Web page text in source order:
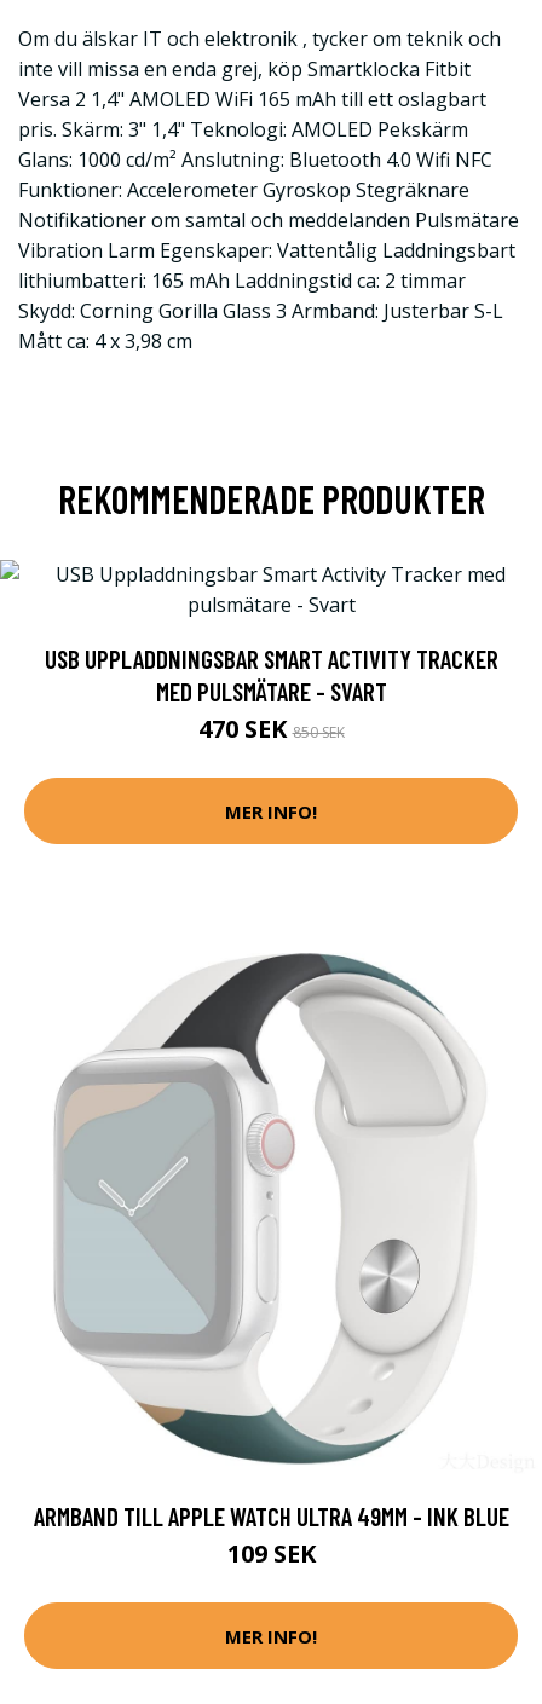
Om du älskar IT och elektronik , tycker om teknik och
inte vill missa en enda grej, köp Smartklocka Fitbit
Versa 2 1,4" AMOLED WiFi 165 mAh till ett oslagbart
pris. Skärm: 3" 1,4" Teknologi: AMOLED Pekskärm
Glans: 1000 cd/m² Anslutning: Bluetooth 4.0 Wifi NFC
Funktioner: Accelerometer Gyroskop Stegräknare
Notifikationer om samtal och meddelanden Pulsmätare
Vibration Larm Egenskaper: Vattentålig Laddningsbart
lithiumbatteri: 165 mAh Laddningstid ca: 2 timmar
Skydd: Corning Gorilla Glass 3 Armband: Justerbar S-L
Mått ca: 4 x 3,98 cm
REKOMMENDERADE PRODUKTER
USB UPPLADDNINGSBAR SMART ACTIVITY TRACKER
MED PULSMÄTARE - SVART
470 SEK850 SEK
MER INFO!
ARMBAND TILL APPLE WATCH ULTRA 49MM - INK BLUE
109 SEK
MER INFO!